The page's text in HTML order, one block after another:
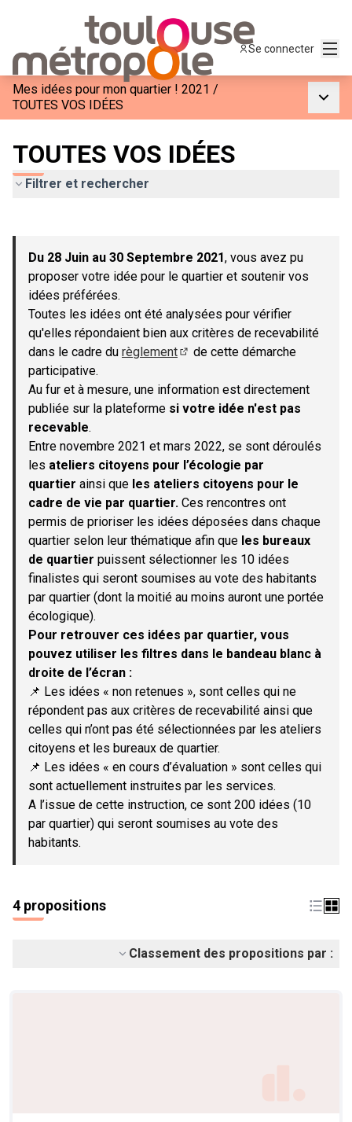
Se connecter
Mes idées pour mon quartier ! 2021 /
TOUTES VOS IDÉES
TOUTES VOS IDÉES
Filtrer et rechercher
−
Du 28 Juin au 30 Septembre 2021, vous avez pu
proposer votre idée pour le quartier et soutenir vos
idées préférées.
Toutes les idées ont été analysées pour vérifier
qu'elles répondaient bien aux critères de recevabilité
dans le cadre du règlement
de cette démarche
participative.
Au fur et à mesure, une information est directement
publiée sur la plateforme si votre idée n'est pas
recevable.
Entre novembre 2021 et mars 2022, se sont déroulés
les ateliers citoyens pour l’écologie par
quartier ainsi que les ateliers citoyens pour le
cadre de vie par quartier. Ces rencontres ont
permis de prioriser les idées déposées dans chaque
quartier selon leur thématique afin que les bureaux
de quartier puissent sélectionner les 10 idées
finalistes qui seront soumises au vote des habitants
par quartier (dont la moitié au moins auront une portée
écologique).
Pour retrouver ces idées par quartier, vous
pouvez utiliser les filtres dans le bandeau blanc à
droite de l’écran :
📌 Les idées « non retenues », sont celles qui ne
répondent pas aux critères de recevabilité ainsi que
celles qui n’ont pas été sélectionnées par les ateliers
citoyens et les bureaux de quartier.
📌 Les idées « en cours d’évaluation » sont celles qui
sont actuellement instruites par les services.
A l’issue de cette instruction, ce sont 200 idées (10
par quartier) qui seront soumises au vote des
habitants.
4 propositions
Classement des propositions par :